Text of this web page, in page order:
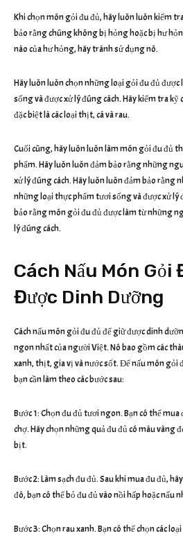
Khi chọn món gỏi đu đủ, hãy luôn luôn kiểm
bảo rằng chúng không bị hỏng hoặc bị hư
nào của hư hỏng, hãy tránh sử dụng nó.
Hãy luôn luôn chọn những loại gỏi đu đủ
sống và được xử lý đúng cách. Hãy kiểm tra
đặc biệt là các loại thịt, cá và rau.
Cuối cùng, hãy luôn luôn làm món gỏi đu đủ
phẩm. Hãy luôn luôn đảm bảo rằng những
xử lý đúng cách. Hãy luôn luôn đảm bảo rằng
những loại thực phẩm tươi sống và được xử lý
bảo rằng món gỏi đu đủ được làm từ những
lý đúng cách.
Cách Nấu Món Gỏi
Được Dinh Dưỡng
Cách nấu món gỏi đu đủ để giữ được dinh
ngon nhất của người Việt. Nó bao gồm các
xanh, thịt, gia vị và nước sốt. Để nấu món gỏi
bạn cần làm theo các bước sau:
Bước 1: Chọn đu đủ tươi ngon. Bạn có thể
chợ. Hãy chọn những quả đu đủ có màu vàng
bịt.
Bước 2: Làm sạch đu đủ. Sau khi mua đu đủ,
đó, bạn có thể bỏ đu đủ vào nồi hấp hoặc nấu
Bước 3: Chọn rau xanh. Bạn có thể chọn các